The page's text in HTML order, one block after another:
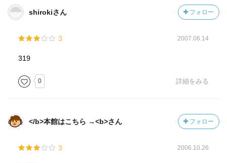
shirokiさん フォロー
3 2007.06.14
319
0 詳細をみる
</b>本館はこちら →<b>さん フォロー
3 2006.10.26